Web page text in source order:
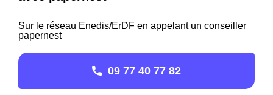
Sur le réseau Enedis/ErDF en appelant un conseiller
papernest
09 77 40 77 82